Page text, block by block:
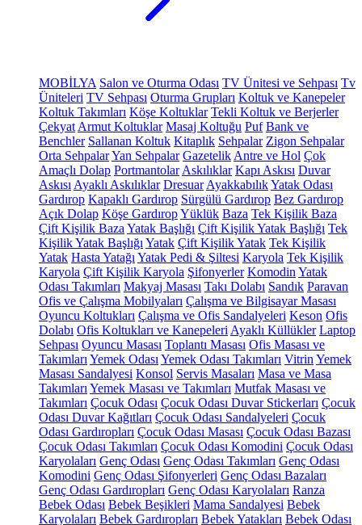
MOBİLYA Salon ve Oturma Odası TV Ünitesi ve Sehpası Tv
Üniteleri TV Sehpası Oturma Grupları Koltuk ve Kanepeler
Koltuk Takımları Köşe Koltuklar Tekli Koltuk ve Berjerler
Çekyat Armut Koltuklar Masaj Koltuğu Puf Bank ve
Benchler Sallanan Koltuk Kitaplık Sehpalar Zigon Sehpalar
Orta SehpalarYan Sehpalar Gazetelik Antre ve Hol Çok
Amaçlı Dolap Portmantolar Askılıklar Kapı Askısı Duvar
Askısı Ayaklı Askılıklar Dresuar AyakkabılıkYatak Odası
Gardırop Kapaklı Gardırop Sürgülü Gardırop Bez Gardırop
Açık Dolap Köşe GardıropYüklük Baza Tek Kişilik Baza
Çift Kişilik Baza Yatak Başlığı Çift Kişilik Yatak Başlığı Tek
Kişilik Yatak Başlığı Yatak Çift Kişilik Yatak Tek Kişilik
Yatak Hasta Yatağı Yatak Pedi & Şiltesi Karyola Tek Kişilik
Karyola Çift Kişilik Karyola Şifonyerler Komodin Yatak
Odası Takımları Makyaj Masası Takı Dolabı Sandık Paravan
Ofis ve Çalışma Mobilyaları Çalışma ve Bilgisayar Masası
Oyuncu Koltukları Çalışma ve Ofis Sandalyeleri Keson Ofis
Dolabı Ofis Koltukları ve Kanepeleri Ayaklı Küllükler Laptop
Sehpası Oyuncu Masası Toplantı Masası Ofis Masası ve
Takımları Yemek Odası Yemek Odası Takımları Vitrin Yemek
Masası Sandalyesi Konsol Servis Masaları Masa ve Masa
Takımları Yemek Masası ve Takımları Mutfak Masası ve
Takımları Çocuk Odası Çocuk Odası Duvar Stickerları Çocuk
Odası Duvar Kağıtları Çocuk Odası Sandalyeleri Çocuk
Odası Gardıropları Çocuk Odası Masası Çocuk Odası Bazası
Çocuk Odası Takımları Çocuk Odası Komodini Çocuk Odası
Karyolaları Genç Odası Genç Odası Takımları Genç Odası
Komodini Genç Odası Şifonyerleri Genç Odası Bazaları
Genç Odası Gardıropları Genç Odası Karyolaları Ranza
Bebek Odası Bebek Beşikleri Mama Sandalyesi Bebek
Karyolaları Bebek Gardıropları Bebek Yatakları Bebek Odası